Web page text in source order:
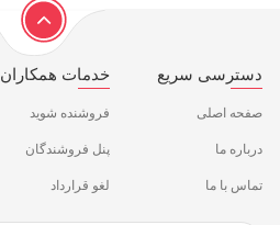
دسترسی سریع
صفحه اصلی
درباره ما
تماس با ما
خدمات همکاران
فروشنده شوید
پنل فروشندگان
لغو قرارداد